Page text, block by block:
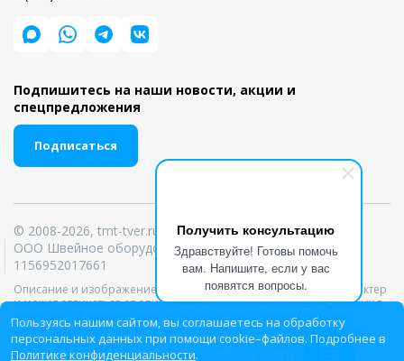
Получить консультацию
Здравствуйте! Готовы помочь
вам. Напишите, если у вас
появятся вопросы.
Подпишитесь на наши новости, акции и
спецпредложения
Подписаться
© 2008-2026, tmt-tver.ru
ООО Швейное оборудование ИНН 6950039303 ОГРН
1156952017661
Описание и изображение товара носит информационный характер
и может отличаться от описания и изображений, представленных в
технической документации производителя. Рекомендуем при
покупке проверять наличие желаемых функций и характеристик.
Данная информация не является офертой, определяемой
положениями статей 435, 437 Гражданского Кодекса РФ.
Пользуясь нашим сайтом, вы соглашаетесь на обработку
персональных данных при помощи cookie–файлов. Подробнее в
Политике конфиденциальности.